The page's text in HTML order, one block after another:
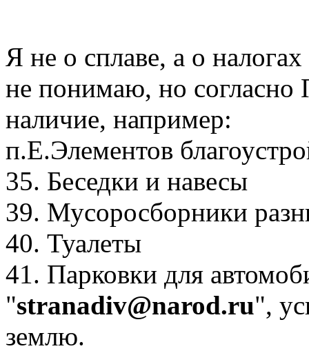
Я не о сплаве, а о
не понимаю, но
наличие, например:
п.Е.Элементов
35. Беседки и навесы
39. Мусоросборники
40. Туалеты
41. Парковки для
"stranadiv@narod.ru",
землю.